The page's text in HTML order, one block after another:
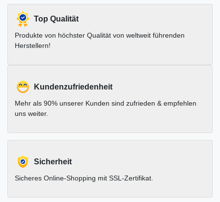
Top Qualität
Produkte von höchster Qualität von weltweit führenden
Herstellern!
Kundenzufriedenheit
Mehr als 90% unserer Kunden sind zufrieden & empfehlen
uns weiter.
Sicherheit
Sicheres Online-Shopping mit SSL-Zertifikat.